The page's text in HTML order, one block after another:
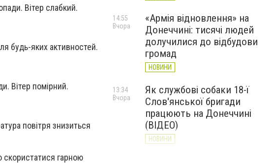
Вітер слабкий.
будь-яких активностей.
Вітер помірний.
повітря знизиться
гарною
«Армія відновлення» на
Донеччині: тисячі людей
долучилися до відбудови
громад
НОВИНИ
14:55
Вчора
Як службові собаки 18-ї
Слов'янської бригади
працюють на Донеччині
(ВІДЕО)
НОВИНИ
13:34
Вчора